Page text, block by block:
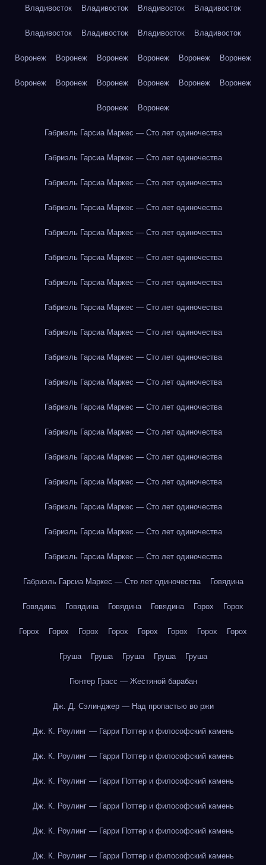
Владивосток Владивосток Владивосток Владивосток
Владивосток Владивосток Владивосток Владивосток
Воронеж Воронеж Воронеж Воронеж Воронеж Воронеж
Воронеж Воронеж Воронеж Воронеж Воронеж Воронеж
Воронеж Воронеж
Габриэль Гарсиа Маркес — Сто лет одиночества
Габриэль Гарсиа Маркес — Сто лет одиночества
Габриэль Гарсиа Маркес — Сто лет одиночества
Габриэль Гарсиа Маркес — Сто лет одиночества
Габриэль Гарсиа Маркес — Сто лет одиночества
Габриэль Гарсиа Маркес — Сто лет одиночества
Габриэль Гарсиа Маркес — Сто лет одиночества
Габриэль Гарсиа Маркес — Сто лет одиночества
Габриэль Гарсиа Маркес — Сто лет одиночества
Габриэль Гарсиа Маркес — Сто лет одиночества
Габриэль Гарсиа Маркес — Сто лет одиночества
Габриэль Гарсиа Маркес — Сто лет одиночества
Габриэль Гарсиа Маркес — Сто лет одиночества
Габриэль Гарсиа Маркес — Сто лет одиночества
Габриэль Гарсиа Маркес — Сто лет одиночества
Габриэль Гарсиа Маркес — Сто лет одиночества
Габриэль Гарсиа Маркес — Сто лет одиночества
Габриэль Гарсиа Маркес — Сто лет одиночества
Габриэль Гарсиа Маркес — Сто лет одиночества Говядина
Говядина Говядина Говядина Говядина Горох Горох
Горох Горох Горох Горох Горох Горох Горох Горох
Груша Груша Груша Груша Груша
Гюнтер Грасс — Жестяной барабан
Дж. Д. Сэлинджер — Над пропастью во ржи
Дж. К. Роулинг — Гарри Поттер и философский камень
Дж. К. Роулинг — Гарри Поттер и философский камень
Дж. К. Роулинг — Гарри Поттер и философский камень
Дж. К. Роулинг — Гарри Поттер и философский камень
Дж. К. Роулинг — Гарри Поттер и философский камень
Дж. К. Роулинг — Гарри Поттер и философский камень